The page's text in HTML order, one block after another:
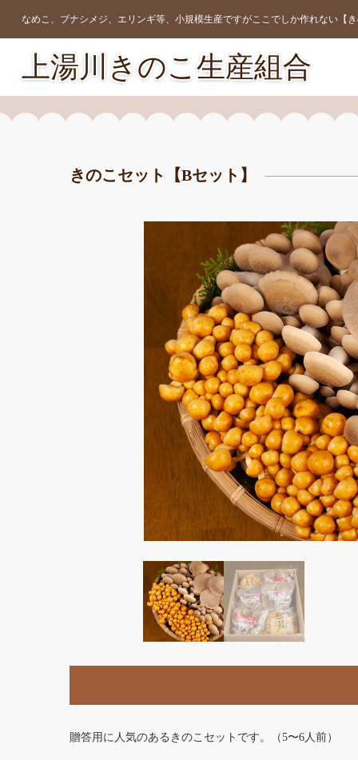
上湯川きのこ生産組合
なめこ、ブナシメジ、エリンギ等、小規模生産ですがここでしか作れない【
きのこセット【Bセット】
贈答用に人気のあるきのこセットです。（5〜6人前）